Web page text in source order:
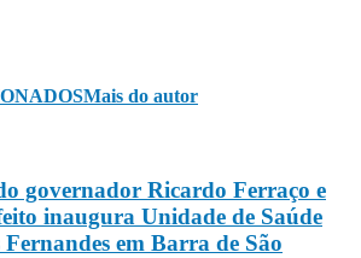
Mais do autor
governador Ricardo Ferraço e
inaugura Unidade de Saúde
em Barra de São